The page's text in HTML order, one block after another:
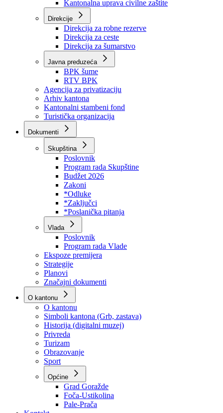
Kantonalna uprava za inspekcijske poslove
Kantonalna uprava civilne zaštite
Direkcije
Direkcija za robne rezerve
Direkcija za ceste
Direkcija za šumarstvo
Javna preduzeća
BPK šume
RTV BPK
Agencija za privatizaciju
Arhiv kantona
Kantonalni stambeni fond
Turistička organizacija
Dokumenti
Skupština
Poslovnik
Program rada Skupštine
Budžet 2026
Zakoni
*Odluke
*Zaključci
*Poslanička pitanja
Vlada
Poslovnik
Program rada Vlade
Ekspoze premijera
Strategije
Planovi
Značajni dokumenti
O kantonu
O kantonu
Simboli kantona (Grb, zastava)
Historija (digitalni muzej)
Privreda
Turizam
Obrazovanje
Sport
Općine